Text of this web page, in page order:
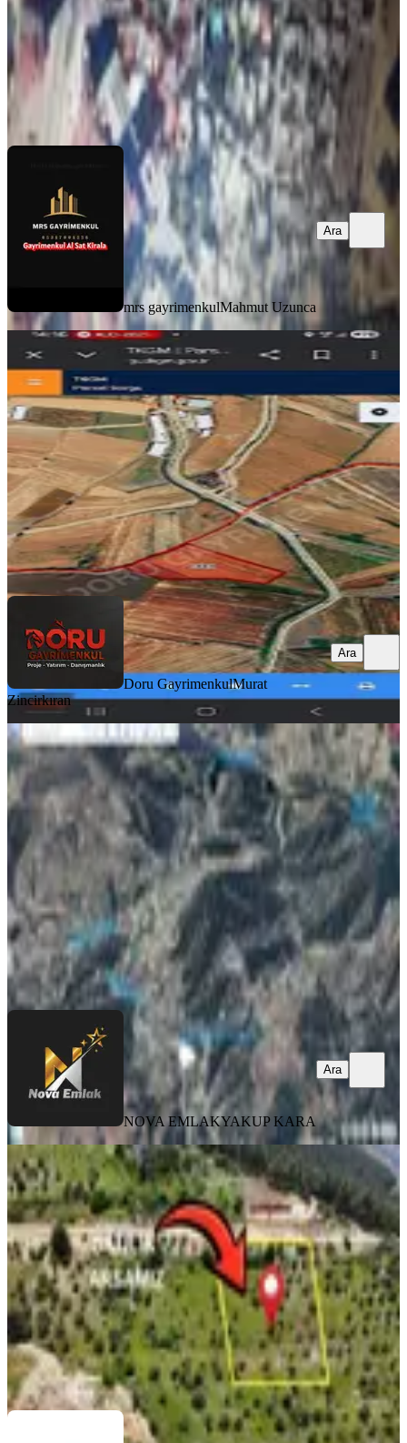
68.706.000 ₺
mrs gayrimenkul Mahmut Uzunca
mrs gayrimenkulMahmut Uzunca
Ara
Önsende Acil Satlık 1912 M² Arsa
Onikişubat, Yeşilyurt Mahallesi
1915 m²·1.358/m² 06.02.2026
2.600.000 ₺
Doru GayrimenkulMurat Zincirkıran
Ara
Doru GayrimenkulMurat
Zincirkıran
Ara
Yenidemir Yoluna Sıfır Tek Tapulu
Satılık Tarla
Onikişubat, Yenidemir Mahallesi
4334 m²
1.384/m²·09.07.2026
6.000.000 ₺
NOVA EMLAK YAKUP KARA
Ara
NOVA EMLAKYAKUP KARA
Ara
2356m² Konut İmarlı Satılık Arsa
Onikişubat, Rasim Özdenören Mahallesi
2356 m²·19.949/m²·02.06.2026
47.000.000 ₺
Germenicia GayrimenkulCelalettin Yarpuz
Ara